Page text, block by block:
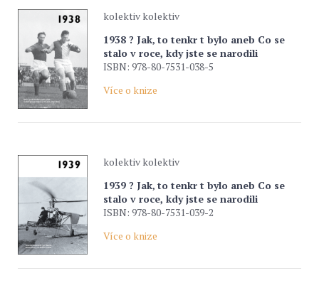
kolektiv kolektiv
1938 ? Jak‚ to tenkr t bylo aneb Co se
stalo v roce, kdy jste se narodili
ISBN: 978-80-7531-038-5
Více o knize
kolektiv kolektiv
1939 ? Jak‚ to tenkr t bylo aneb Co se
stalo v roce, kdy jste se narodili
ISBN: 978-80-7531-039-2
Více o knize